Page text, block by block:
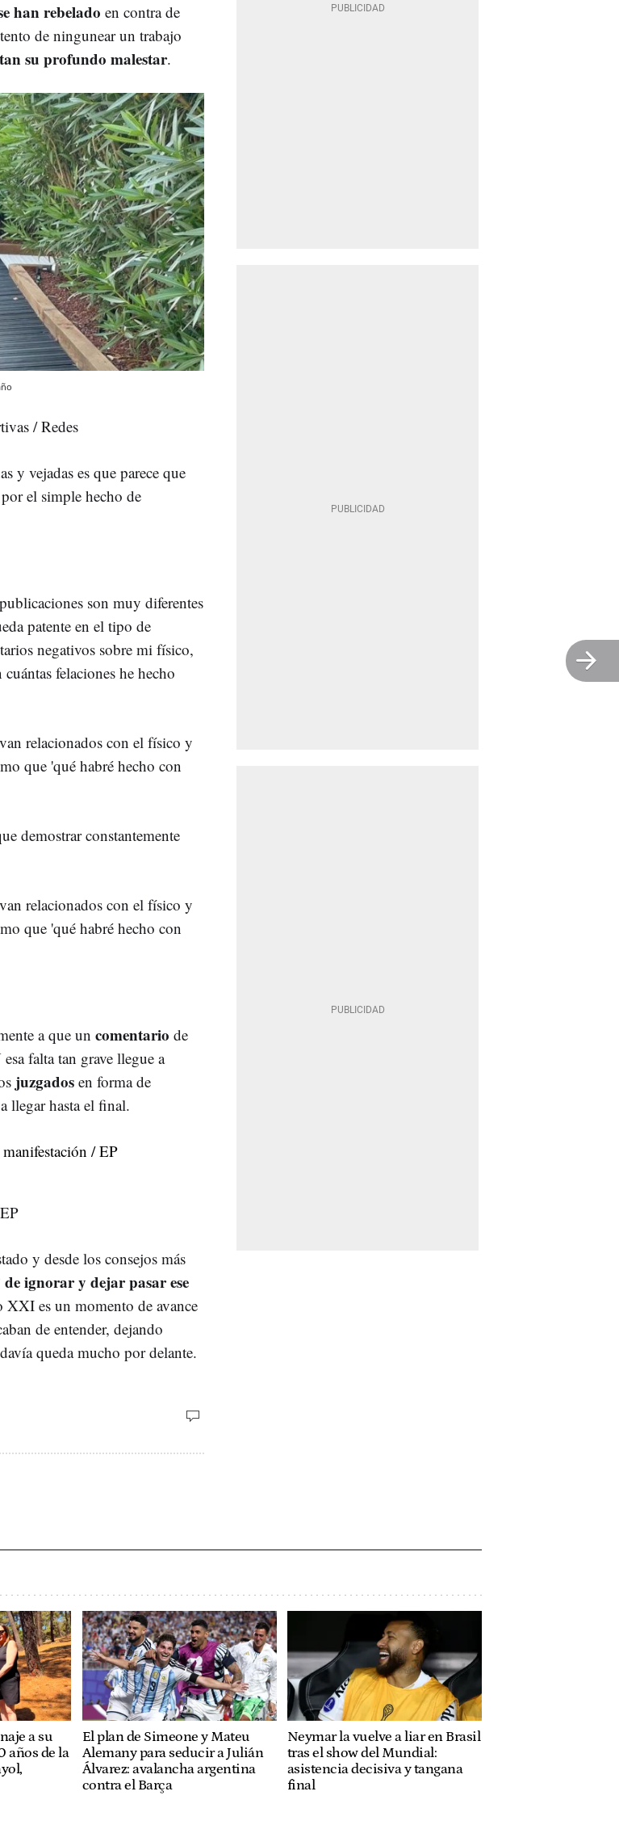
han rebelado en contra de
de ningunear un trabajo
su profundo malestar.
/ Redes
y vejadas es que parece que
por el simple hecho de
son muy diferentes
patente en el tipo de
negativos sobre mi físico,
felaciones he hecho
relacionados con el físico y
que 'qué habré hecho con
demostrar constantemente
relacionados con el físico y
que 'qué habré hecho con
a que un comentario de
falta tan grave llegue a
juzgados en forma de
llegar hasta el final.
y desde los consejos más
de ignorar y dejar pasar ese
XXI es un momento de avance
de entender, dejando
queda mucho por delante.
a su
años de la
El plan de Simeone y Mateu
Alemany para seducir a Julián
Álvarez: avalancha argentina
contra el Barça
Neymar la vuelve a liar en Brasil
tras el show del Mundial:
asistencia decisiva y tangana
final